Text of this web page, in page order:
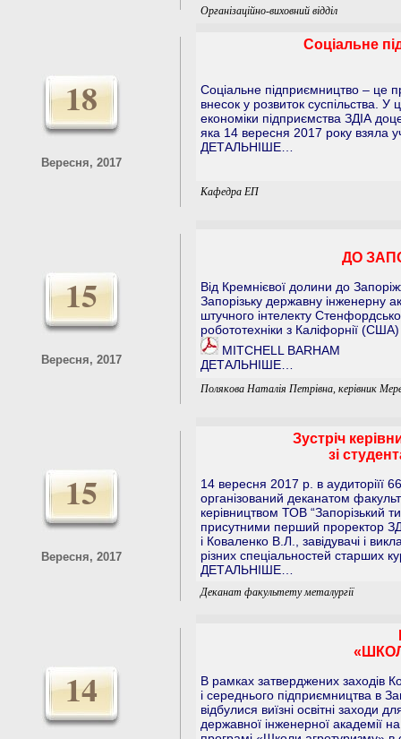
Організаційно-виховний відділ
18
Вересня, 2017
Соціальне
Соціальне підприємництво – це
внесок у розвиток суспільства.
економіки підприємства ЗДІА
яка 14 вересня 2017 року взяла
ДЕТАЛЬНІШЕ…
Кафедра ЕП
15
Вересня, 2017
ДО
Від Кремнієвої долини до
Запорізьку державну інженерну
штучного інтелекту
робототехніки з Каліфорнії
MITCHELL BARHAM
ДЕТАЛЬНІШЕ…
Полякова Наталія Петрівна, керівник
15
Вересня, 2017
Зустріч
зі
14 вересня 2017 р. в аудиторіїї
організований деканатом
керівництвом ТОВ “Запорізький
присутними перший проректор
і Коваленко В.Л., завідувачі і
різних спеціальностей старших
ДЕТАЛЬНІШЕ…
Деканат факультету металургії
14
В рамках затверджених заходів
і середнього підприємництва в
відбулися виїзні освітні заходи
державної інженерної академії